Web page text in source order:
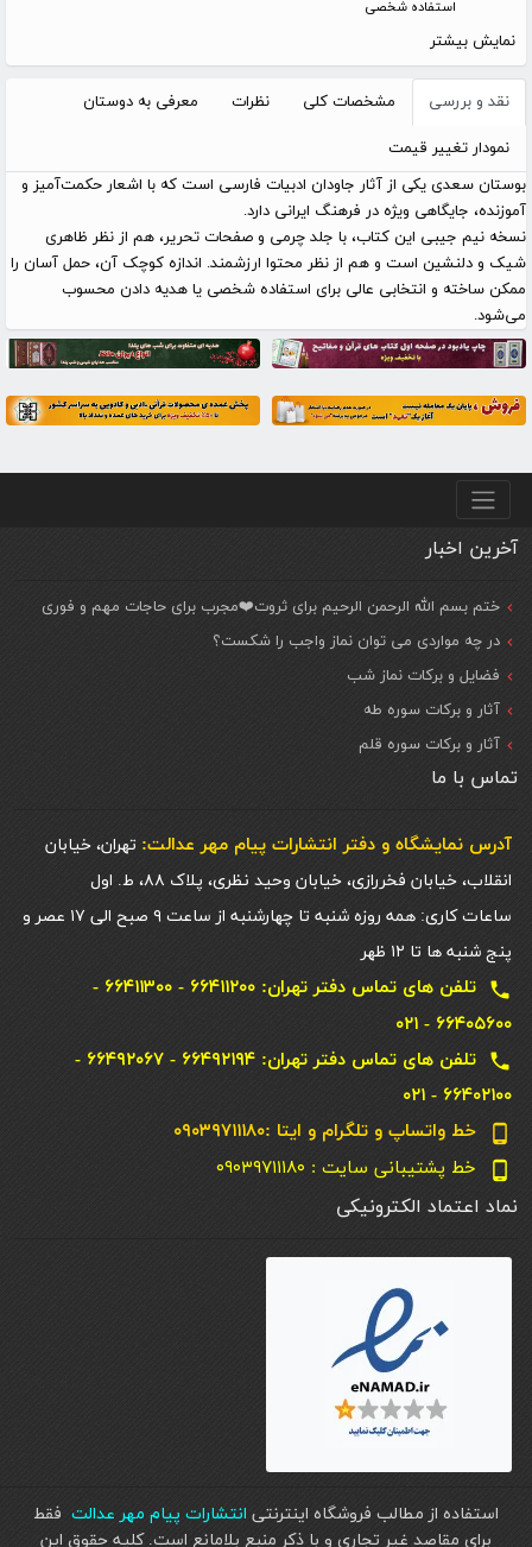
استفاده شخصی
نمایش بیشتر
نقد و بررسی مشخصات کلی نظرات معرفی به دوستان
نمودار تغییر قیمت
بوستان سعدی یکی از آثار جاودان ادبیات فارسی است که با اشعار حکمت‌آمیز و
آموزنده، جایگاهی ویژه در فرهنگ ایرانی دارد.
نسخه نیم جیبی این کتاب، با جلد چرمی و صفحات تحریر، هم از نظر ظاهری
شیک و دلنشین است و هم از نظر محتوا ارزشمند. اندازه کوچک آن، حمل آسان را
ممکن ساخته و انتخابی عالی برای استفاده شخصی یا هدیه دادن محسوب
می‌شود.
منو پایین
آخرین اخبار
ختم بسم الله الرحمن الرحیم برای ثروت❤️مجرب برای حاجات مهم و فوری
در چه مواردی می توان نماز واجب را شکست؟
فضایل و برکات نماز شب
آثار و برکات سوره طه
آثار و برکات سوره قلم
تماس با ما
آدرس نمایشگاه و دفتر انتشارات پيام مهر عدالت: تهران، خیابان
انقلاب، خیابان فخررازی، خیابان وحید نظری، پلاک ۸۸، ط. اول
ساعات کاری: همه روزه شنبه تا چهارشنبه از ساعت ۹ صبح الی ۱۷ عصر و
پنج شنبه ها تا ۱۲ ظهر
local_phone
تلفن های تماس دفتر تهران: ۶۶۴۱۱۲۰۰ - ۶۶۴۱۱۳۰۰ -
۶۶۴۰۵۶۰۰ - ۰۲۱
local_phone
تلفن های تماس دفتر تهران: ۶۶۴۹۲۱۹۴ - ۶۶۴۹۲۰۶۷ -
۶۶۴۰۲۱۰۰ - ۰۲۱
phone_android خط واتساپ و تلگرام و ایتا :۰۹۰۳۹۷۱۱۱۸۰
phone_android خط پشتیبانی سایت : ۰۹۰۳۹۷۱۱۱۸۰
نماد اعتماد الکترونیکی
استفاده از مطالب فروشگاه اینترنتی انتشارات پیام مهر عدالت فقط
برای مقاصد غیر تجاری و با ذکر منبع بلامانع است. کليه حقوق اين